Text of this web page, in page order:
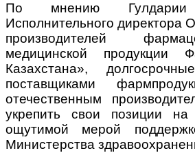
По мнению Гулдарии
Исполнительного директора
производителей
медицинской продукции
Казахстана»,
поставщиками
отечественным
укрепить свои позиции
ощутимой мерой
Министерства